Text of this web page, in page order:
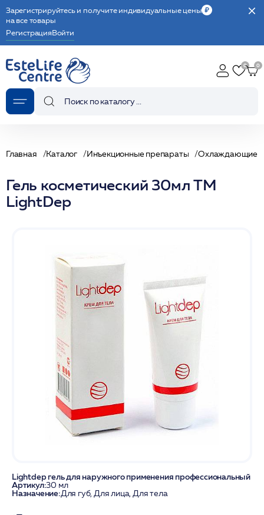
Зарегистрируйтесь и получите индивидуальные цены
на все товары
РегистрацияВойти
Главная Каталог Инъекционные препараты Охлаждающие
Гель косметический 30мл ТМ
LightDep
Lightdep гель для наружного применения профессиональный
Артикул:30 мл
Назначение:Для губ, Для лица, Для тела